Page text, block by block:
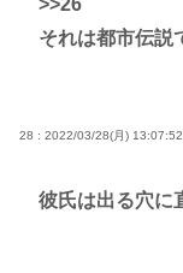
>>26
それは都市伝説
28 : 2022/03/28(月)
彼氏は出る穴に